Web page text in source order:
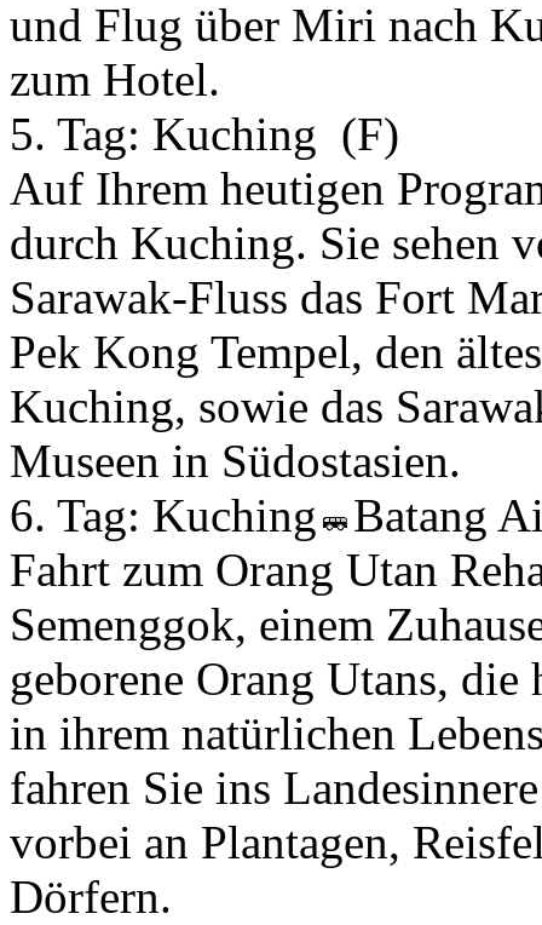
und Flug über Miri nach
zum Hotel.
5. Tag: Kuching (F)
Auf Ihrem heutigen
durch Kuching. Sie sehen
Sarawak-Fluss das Fort
Pek Kong Tempel, den
Kuching, sowie das
Museen in Südostasien.
6. Tag: Kuching
Batang
Fahrt zum Orang Utan
Semenggok, einem
geborene Orang Utans,
in ihrem natürlichen
fahren Sie ins
vorbei an Plantagen,
Dörfern.